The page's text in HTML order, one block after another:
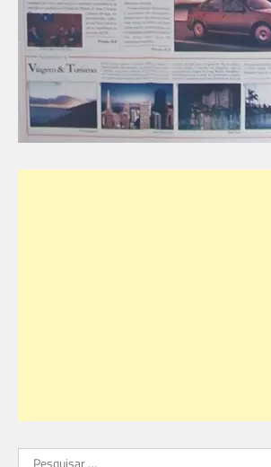
Pesquisar